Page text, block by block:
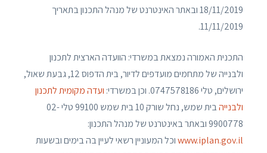
18/11/2019 ובאתר האינטרנט של מנהל התכנון בתאריך
11/11/2019.
התכנית האמורה נמצאת במשרדי: הוועדה הארצית לתכנון
ולבנייה של מתחמים מועדפים לדיור, בית הדפוס 12, גבעת שאול,
ירושלים, טלי 0747578186. וכן במשרדי:
ועדה מקומית לתכנון
ולבנייה
בית שמש, נחל שורק 10 בית שמש 99100 טלי 02-
9900778 ובאתר באינטרנט של מנהל התכנון:
www.iplan.gov.ilוכל המעוניין רשאי לעיין בה בימים ובשעות